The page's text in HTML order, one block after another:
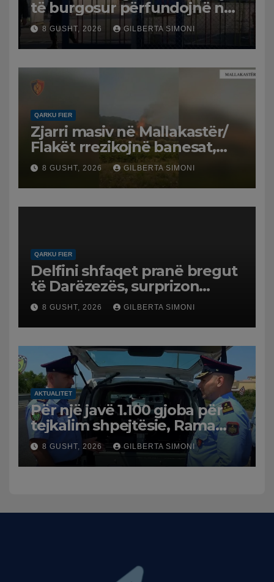
të burgosur përfundojnë në
spital
8 GUSHT, 2026 GILBERTA SIMONI
QARKU FIER
Zjarri masiv në Mallakastër/
Flakët rrezikojnë banesat,
Policia evakuon disa familje
në Koilac
8 GUSHT, 2026 GILBERTA SIMONI
QARKU FIER
Delfini shfaqet pranë bregut
të Darëzezës, surprizon
pushuesit dhe banorët
8 GUSHT, 2026 GILBERTA SIMONI
AKTUALITET
Për një javë 1.100 gjoba për
tejkalim shpejtësie, Rama
publikon videon: Kamerat e
trafikut së shpejti në
funksion
8 GUSHT, 2026 GILBERTA SIMONI